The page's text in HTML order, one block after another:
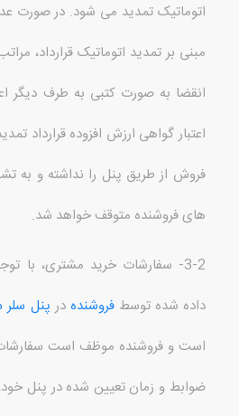
اتوماتیک تمدید می شود. در صورت
مبنی بر تمدید اتوماتیک قرارداد،
انقضا به صورت کتبی به طرف دیگر
اعتبار گواهی ارزش افزوده قرارداد
فروش از طریق پنل را نداشته و به
های فروشنده متوقف خواهد شد.
3-2- سفارشات خرید مشتری، با
داده شده توسطفروشنده در پنل سلر
است و فروشنده موظف است
ضوابط و زمان تعیین شده در پنل